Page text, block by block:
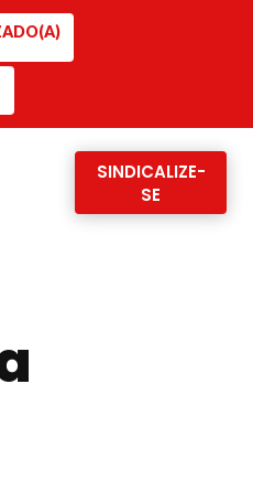
SINDICALIZE-
SE